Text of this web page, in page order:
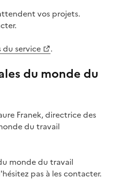
vos projets.
service
.
du monde du
Franek, directrice des
du travail
monde du travail
pas à les contacter.